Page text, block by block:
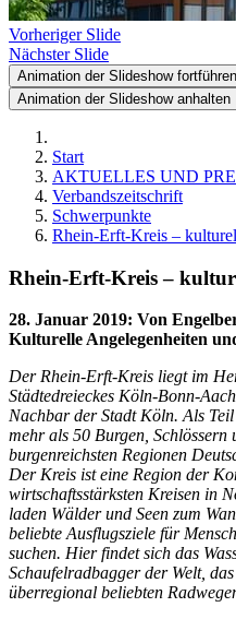
Vorheriger Slide
Nächster Slide
Animation der Slideshow fortführen
Animation der Slideshow anhalten
Start
AKTUELLES UND
Verbandszeitschrift
Schwerpunkte
Rhein-Erft-Kreis –
Rhein-Erft-Kreis –
28. Januar 2019: Von
Kulturelle Angelegenheiten
Der Rhein-Erft-Kreis liegt im
Städtedreieckes Köln-Bonn-
Nachbar der Stadt Köln. Als
mehr als 50 Burgen, Schlössern
burgenreichsten Regionen
Der Kreis ist eine Region der
wirtschaftsstärksten Kreisen in
laden Wälder und Seen zum
beliebte Ausflugsziele für
suchen. Hier findet sich das
Schaufelradbagger der Welt,
überregional beliebten